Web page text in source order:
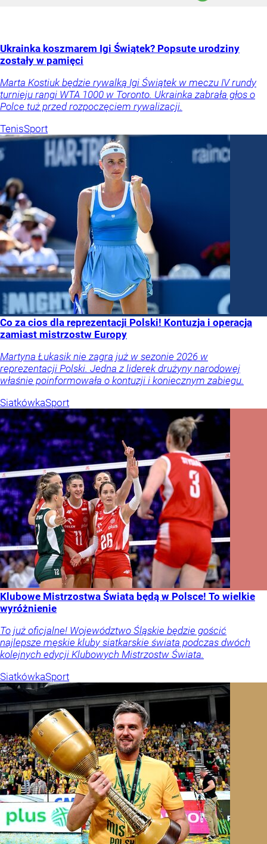
Ukrainka koszmarem Igi Świątek? Popsute urodziny
zostały w pamięci
Marta Kostiuk będzie rywalką Igi Świątek w meczu IV rundy
turnieju rangi WTA 1000 w Toronto. Ukrainka zabrała głos o
Polce tuż przed rozpoczęciem rywalizacji.
TenisSport
Co za cios dla reprezentacji Polski! Kontuzja i operacja
zamiast mistrzostw Europy
Martyna Łukasik nie zagra już w sezonie 2026 w
reprezentacji Polski. Jedna z liderek drużyny narodowej
właśnie poinformowała o kontuzji i koniecznym zabiegu.
SiatkówkaSport
Klubowe Mistrzostwa Świata będą w Polsce! To wielkie
wyróżnienie
To już oficjalne! Województwo Śląskie będzie gościć
najlepsze męskie kluby siatkarskie świata podczas dwóch
kolejnych edycji Klubowych Mistrzostw Świata.
SiatkówkaSport